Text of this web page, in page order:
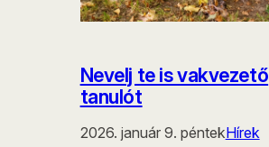
Nevelj te is vakvezető
tanulót
2026. január 9. péntekHírek